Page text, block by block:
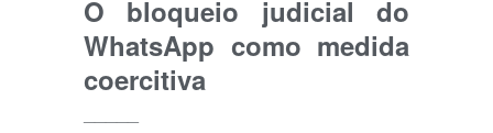
O bloqueio judicial do
WhatsApp como medida
coercitiva